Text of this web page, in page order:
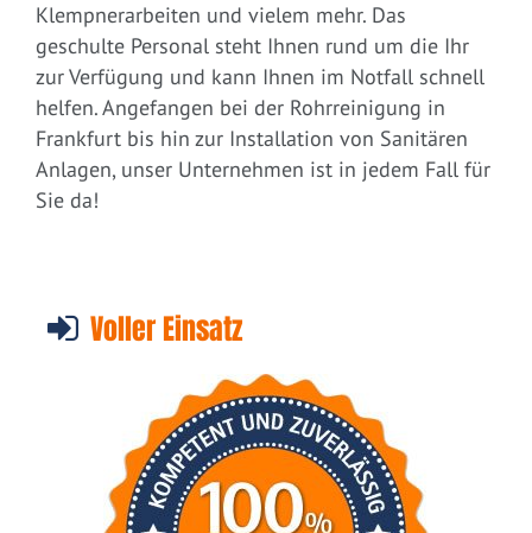
Klempnerarbeiten und vielem mehr. Das
geschulte Personal steht Ihnen rund um die Ihr
zur Verfügung und kann Ihnen im Notfall schnell
helfen. Angefangen bei der Rohrreinigung in
Frankfurt bis hin zur Installation von Sanitären
Anlagen, unser Unternehmen ist in jedem Fall für
Sie da!
Voller Einsatz